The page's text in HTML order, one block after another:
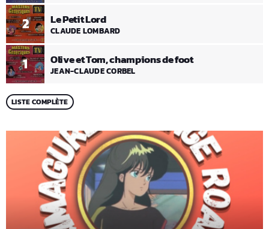
1 Olive et Tom, champions de foot
JEAN-CLAUDE CORBEL
2 Le Petit Lord
CLAUDE LOMBARD
LISTE COMPLÈTE